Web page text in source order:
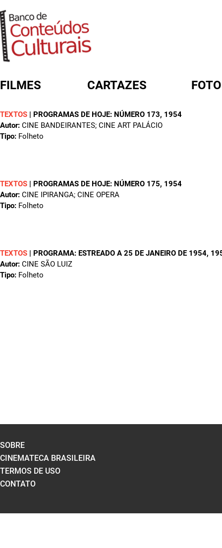
FILMES CARTAZES
TEXTOS | PROGRAMAS DE HOJE: NÚMERO 173, 1954
Autor: CINE BANDEIRANTES; CINE ART PALÁCIO
Tipo: Folheto
TEXTOS | PROGRAMAS DE HOJE: NÚMERO 175, 1954
Autor: CINE IPIRANGA; CINE OPERA
Tipo: Folheto
TEXTOS | PROGRAMA: ESTREADO A 25 DE JANEIRO DE 1954,
Autor: CINE SÃO LUIZ
Tipo: Folheto
FORMULÁRIO DE BUSCA
SOBRE
CINEMATECA BRASILEIRA
TERMOS DE USO
CONTATO